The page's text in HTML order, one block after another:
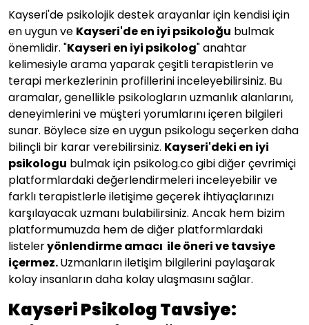
Kayseri'de psikolojik destek arayanlar için kendisi için
en uygun ve Kayseri'de en iyi psikoloğu bulmak
önemlidir. "
Kayseri en iyi psikolog " anahtar
kelimesiyle arama yaparak çeşitli terapistlerin ve
terapi merkezlerinin profillerini inceleyebilirsiniz. Bu
aramalar, genellikle psikologların uzmanlık alanlarını,
deneyimlerini ve müşteri yorumlarını içeren bilgileri
sunar. Böylece size en uygun psikologu seçerken daha
bilinçli bir karar verebilirsiniz. Kayseri'deki en iyi
psikologu bulmak için psikolog.co gibi diğer çevrimiçi
platformlardaki değerlendirmeleri inceleyebilir ve
farklı terapistlerle iletişime geçerek ihtiyaçlarınızı
karşılayacak uzmanı bulabilirsiniz. Ancak hem bizim
platformumuzda hem de diğer platformlardaki
listeleryönlendirme amacı ile öneri ve tavsiye
içermez. Uzmanların iletişim bilgilerini paylaşarak
kolay insanların daha kolay ulaşmasını sağlar.
Kayseri Psikolog Tavsiye: